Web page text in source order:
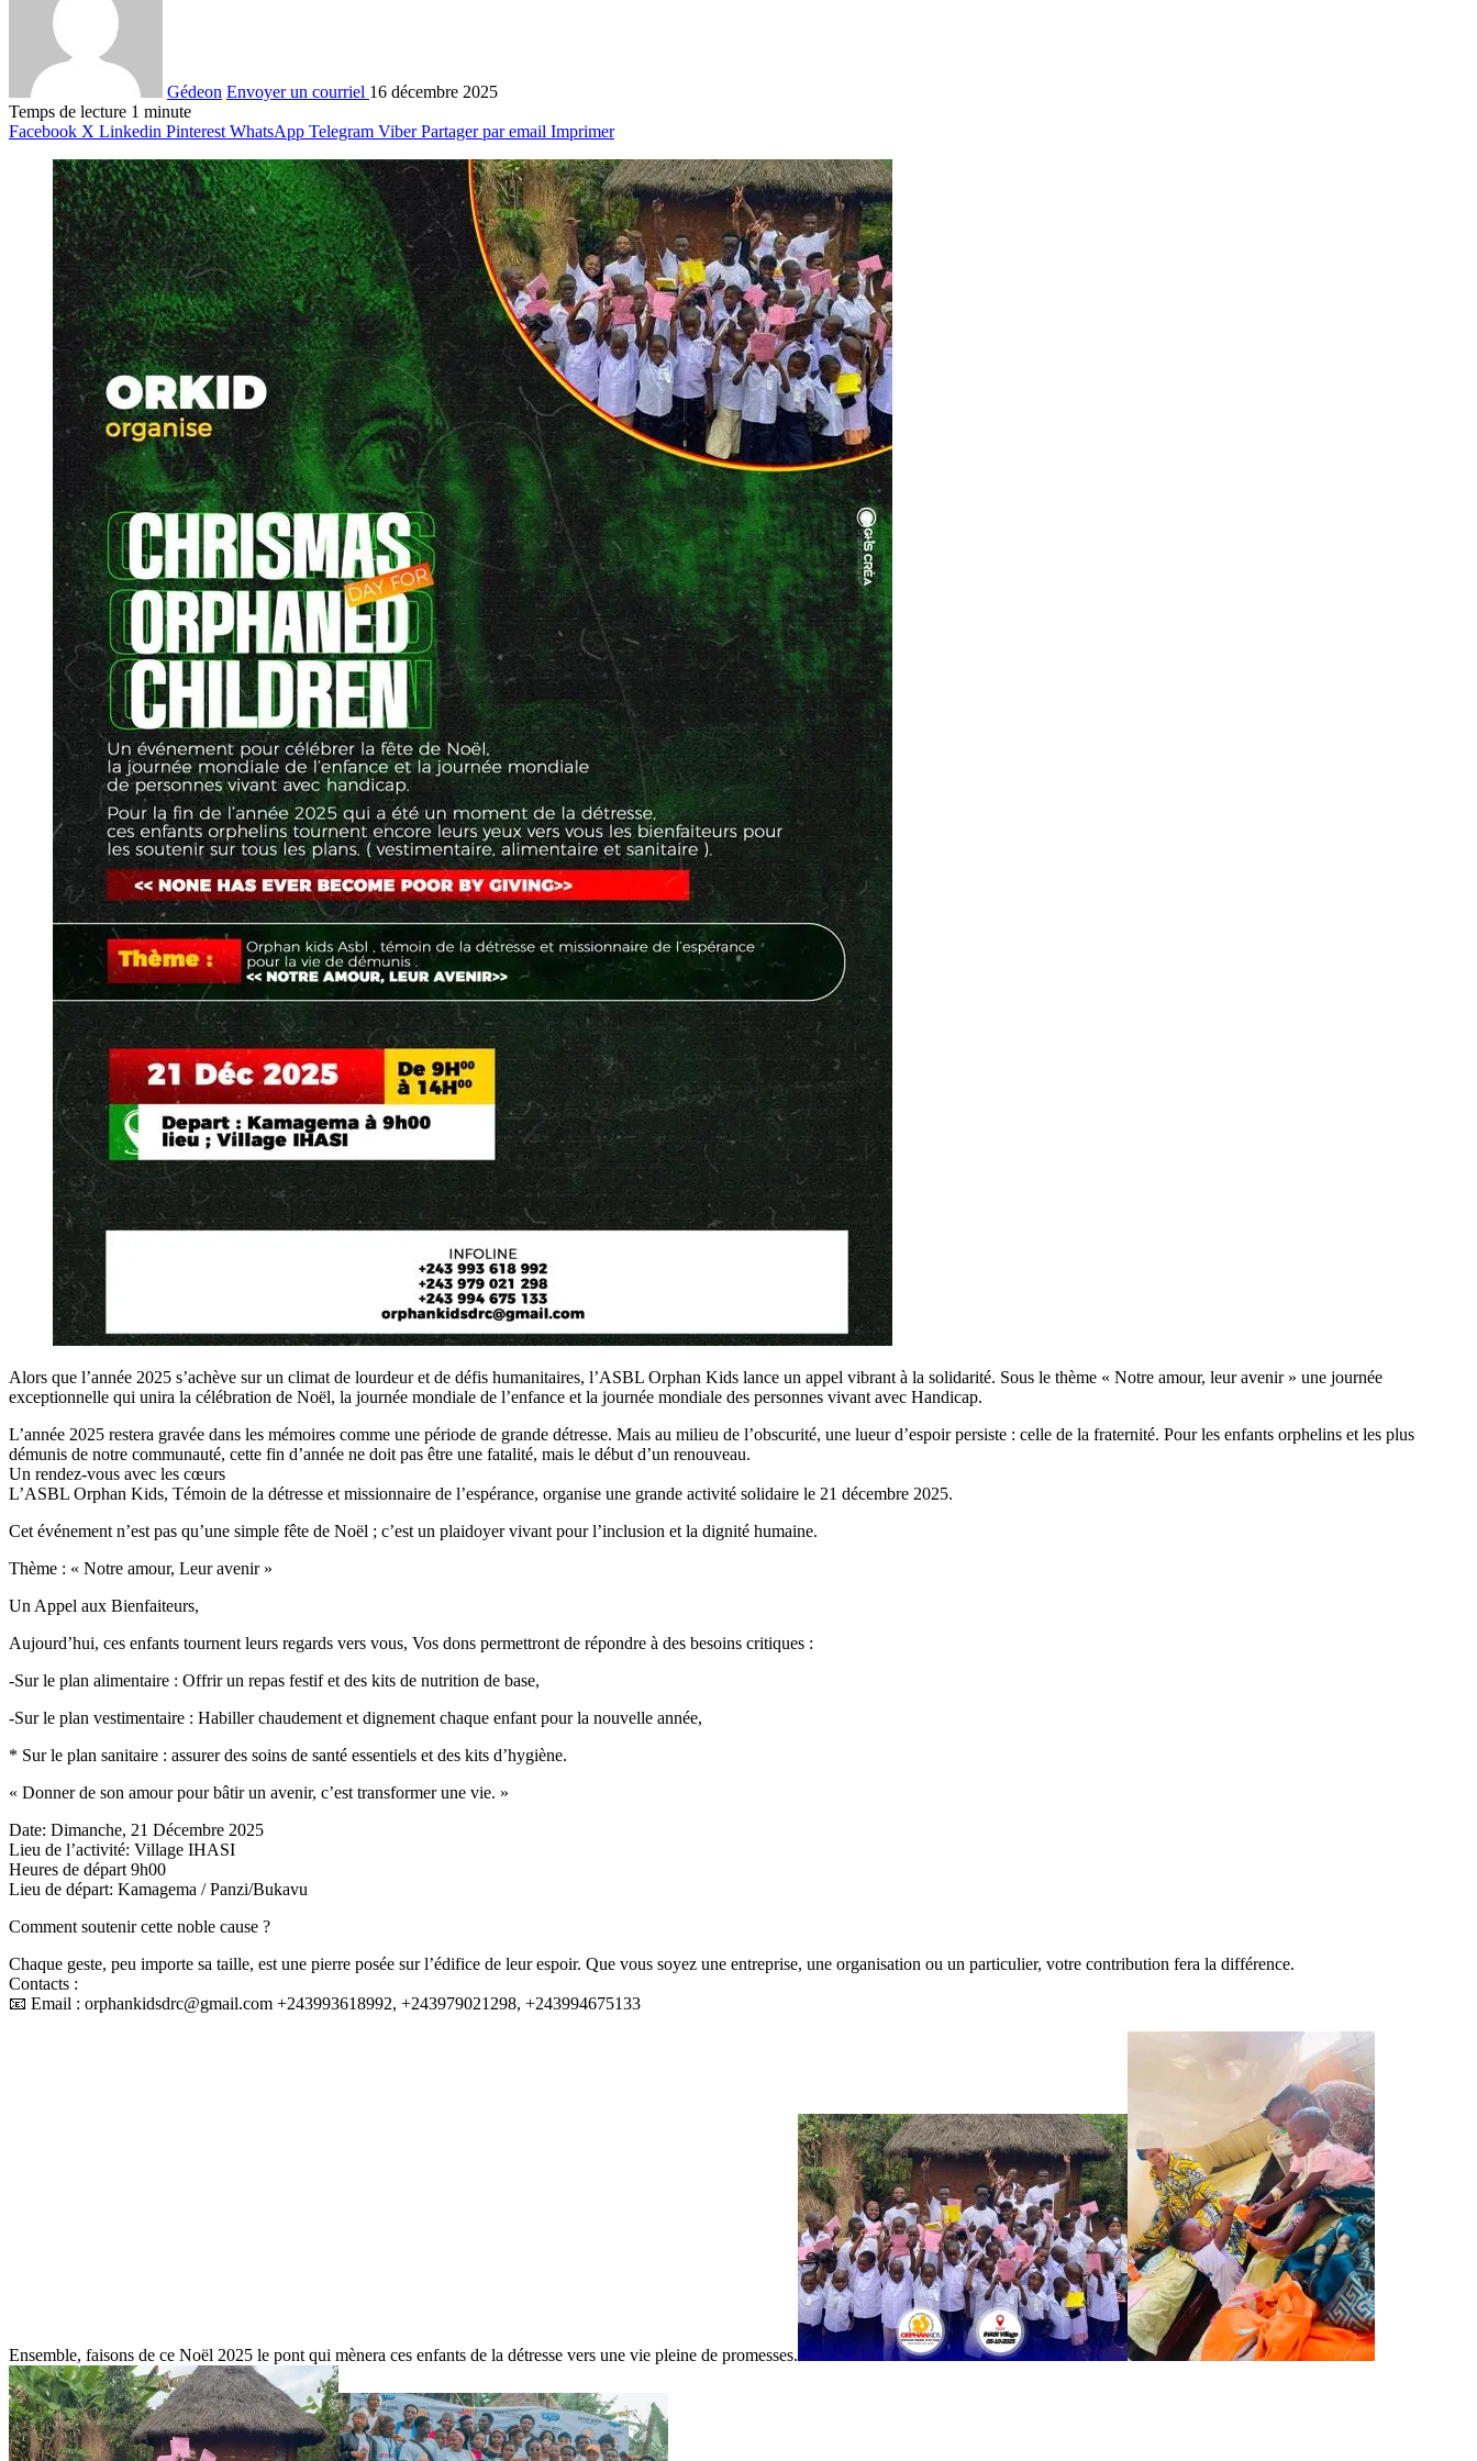
Gédeon Envoyer un courriel 16 décembre 2025
Temps de lecture 1 minute
Facebook X Linkedin Pinterest WhatsApp Telegram Viber Partager par email Imprimer
Alors que l’année 2025 s’achève sur un climat de lourdeur et de défis humanitaires, l’ASBL Orphan Kids lance un appel vibrant à la solidarité. Sous le thème « Notre amour, leur avenir » une journée
exceptionnelle qui unira la célébration de Noël, la journée mondiale de l’enfance et la journée mondiale des personnes vivant avec Handicap.
L’année 2025 restera gravée dans les mémoires comme une période de grande détresse. Mais au milieu de l’obscurité, une lueur d’espoir persiste : celle de la fraternité. Pour les enfants orphelins et les plus
démunis de notre communauté, cette fin d’année ne doit pas être une fatalité, mais le début d’un renouveau.
Un rendez-vous avec les cœurs
L’ASBL Orphan Kids, Témoin de la détresse et missionnaire de l’espérance, organise une grande activité solidaire le 21 décembre 2025.
Cet événement n’est pas qu’une simple fête de Noël ; c’est un plaidoyer vivant pour l’inclusion et la dignité humaine.
Thème : « Notre amour, Leur avenir »
Un Appel aux Bienfaiteurs,
Aujourd’hui, ces enfants tournent leurs regards vers vous, Vos dons permettront de répondre à des besoins critiques :
-Sur le plan alimentaire : Offrir un repas festif et des kits de nutrition de base,
-Sur le plan vestimentaire : Habiller chaudement et dignement chaque enfant pour la nouvelle année,
* Sur le plan sanitaire : assurer des soins de santé essentiels et des kits d’hygiène.
« Donner de son amour pour bâtir un avenir, c’est transformer une vie. »
Date: Dimanche, 21 Décembre 2025
Lieu de l’activité: Village IHASI
Heures de départ 9h00
Lieu de départ: Kamagema / Panzi/Bukavu
Comment soutenir cette noble cause ?
Chaque geste, peu importe sa taille, est une pierre posée sur l’édifice de leur espoir. Que vous soyez une entreprise, une organisation ou un particulier, votre contribution fera la différence.
Contacts :
📧 Email : orphankidsdrc@gmail.com +243993618992, +243979021298, +243994675133
Ensemble, faisons de ce Noël 2025 le pont qui mènera ces enfants de la détresse vers une vie pleine de promesses.